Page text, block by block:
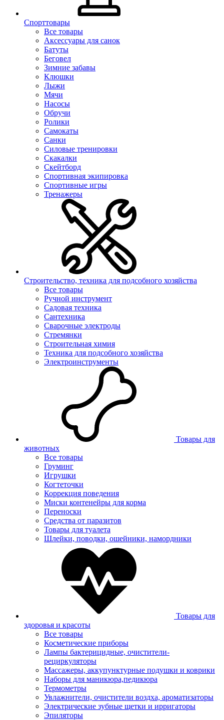
Спорттовары
Все товары
Аксессуары для санок
Батуты
Беговел
Зимние забавы
Клюшки
Лыжи
Мячи
Насосы
Обручи
Ролики
Самокаты
Санки
Силовые тренировки
Скакалки
Скейтборд
Спортивная экипировка
Спортивные игры
Тренажеры
Строительство, техника для подсобного хозяйства
Все товары
Ручной инструмент
Садовая техника
Сантехника
Сварочные электроды
Стремянки
Строительная химия
Техника для подсобного хозяйства
Электроинструменты
Товары для
животных
Все товары
Груминг
Игрушки
Когтеточки
Коррекция поведения
Миски контенейры для корма
Переноски
Средства от паразитов
Товары для туалета
Шлейки, поводки, ошейники, намордники
Товары для
здоровья и красоты
Все товары
Косметические приборы
Лампы бактерицидные, очистители-
рециркуляторы
Массажеры, аккупунктурные подушки и коврики
Наборы для маникюра,педикюра
Термометры
Увлажнители, очистители воздха, ароматизаторы
Электрические зубные щетки и ирригаторы
Эпиляторы